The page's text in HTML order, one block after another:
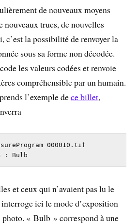
de nouveaux moyens
nouveaux trucs, de nouvelles
c’est la possibilité de renvoyer la
sous sa forme non décodée.
les valeurs codées et renvoie
compréhensible par un humain.
l’exemple dece billet,
000010.tif
: Bulb
et ceux qui n’avaient pas lu le
ici le mode d’exposition
« Bulb » correspond à une